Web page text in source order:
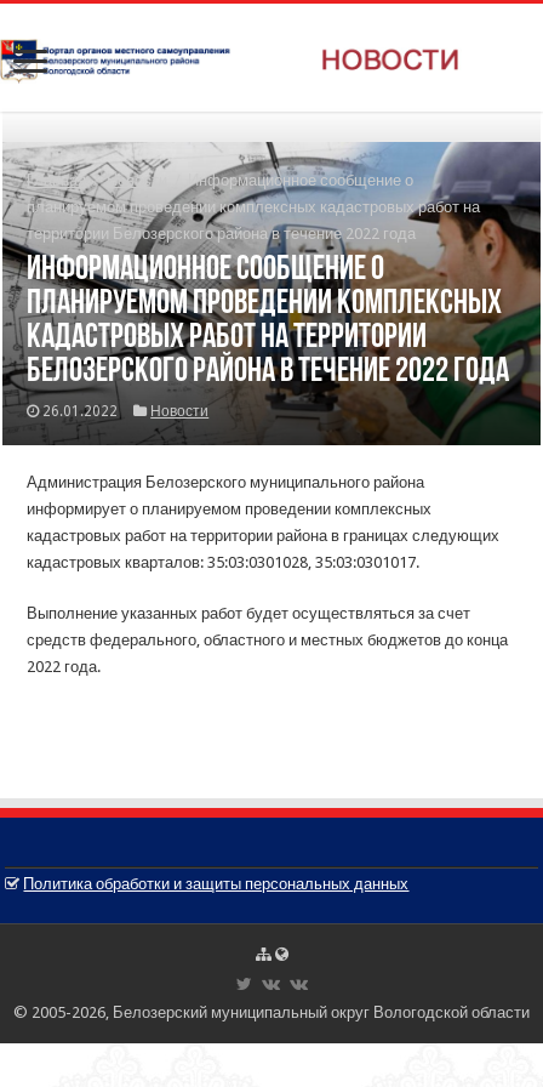
Главная / Новости
Информационное сообщение о
планируемом проведении комплексных кадастровых работ на
территории Белозерского района в течение 2022 года
Информационное сообщение о
планируемом проведении комплексных
кадастровых работ на территории
Белозерского района в течение 2022 года
26.01.2022 Новости
Администрация Белозерского муниципального района
информирует о планируемом проведении комплексных
кадастровых работ на территории района в границах следующих
кадастровых кварталов: 35:03:0301028, 35:03:0301017.
Выполнение указанных работ будет осуществляться за счет
средств федерального, областного и местных бюджетов до конца
2022 года.
Политика обработки и защиты персональных данных
© 2005-2026, Белозерский муниципальный округ Вологодской области